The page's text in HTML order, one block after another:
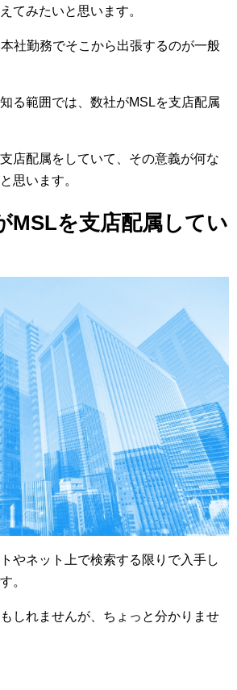
てみたいと思います。
社勤務でそこから出張するのが一般
る範囲では、数社がMSLを支店配属
店配属をしていて、その意義が何な
思います。
MSLを支店配属してい
やネット上で検索する限りで入手し
。
しれませんが、ちょっと分かりませ